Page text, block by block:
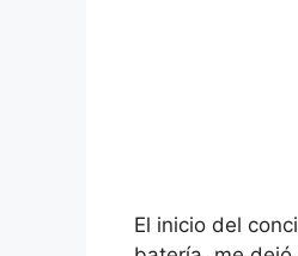
El inicio del